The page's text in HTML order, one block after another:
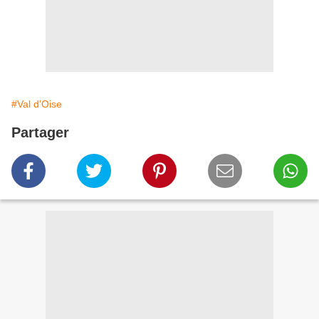
#Val d'Oise
Partager